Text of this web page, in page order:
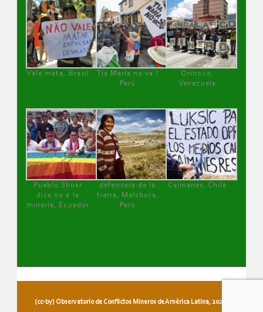
Vale mata, Brasil
Tía María no va !
Perú
Orinoco,
Venezuela
Pueblo Shuar
dice no a la
minería, Ecuador
defensora de la
tierra, Melchora,
Perú
Caimanes, Chile
(cc-by) Observatorio de Conflictos Mineros de América Latina, 2026